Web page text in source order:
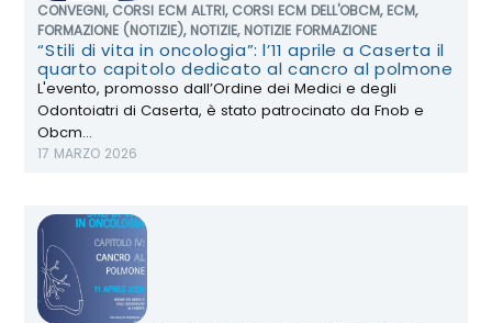
CONVEGNI, CORSI ECM ALTRI, CORSI ECM DELL'OBCM, ECM,
FORMAZIONE (NOTIZIE), NOTIZIE, NOTIZIE FORMAZIONE
“Stili di vita in oncologia”: l’11 aprile a Caserta il
quarto capitolo dedicato al cancro al polmone
L'evento, promosso dall’Ordine dei Medici e degli
Odontoiatri di Caserta, è stato patrocinato da Fnob e
Obcm...
17 MARZO 2026